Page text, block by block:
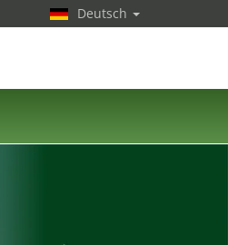
Deutsch